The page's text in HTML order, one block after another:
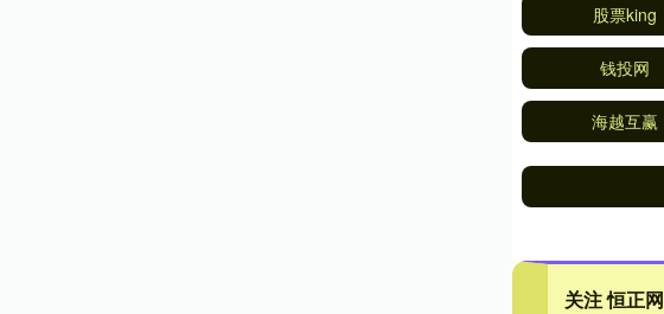
股票king
钱投网
海越互赢
关注 恒正网